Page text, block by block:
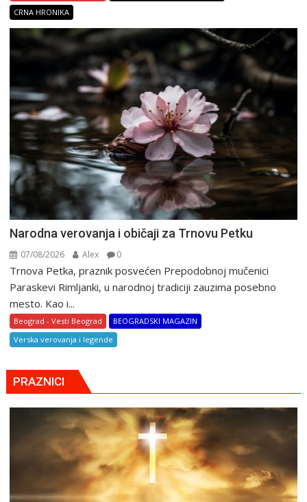
CRNA HRONIKA
Narodna verovanja i običaji za Trnovu Petku
07/08/2026 Alex 0
Trnova Petka, praznik posvećen Prepodobnoj mučenici
Paraskevi Rimljanki, u narodnoj tradiciji zauzima posebno
mesto. Kao i...
Beograd - Vesti Beograd
BEOGRADSKI MAGAZIN
Verska verovanja i legende
PRAZNICI